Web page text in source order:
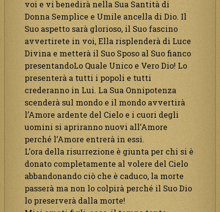
voi e vi benedirà nella Sua Santità di
Donna Semplice e Umile ancella di Dio. Il
Suo aspetto sarà glorioso, il Suo fascino
avvertirete in voi, Ella risplenderà di Luce
Divina e metterà il Suo Sposo al Suo fianco
presentandoLo Quale Unico e Vero Dio! Lo
presenterà a tutti i popoli e tutti
crederanno in Lui. La Sua Onnipotenza
scenderà sul mondo e il mondo avvertirà
l’Amore ardente del Cielo e i cuori degli
uomini si apriranno nuovi all’Amore
perché l’Amore entrerà in essi.
L’ora della risurrezione è giunta per chi si è
donato completamente al volere del Cielo
abbandonando ciò che è caduco, la morte
passerà ma non lo colpirà perché il Suo Dio
lo preserverà dalla morte!